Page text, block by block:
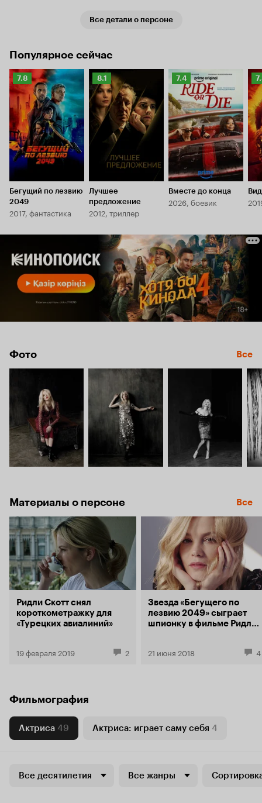
Все детали о персоне
Популярное сейчас
Рейтинг
Кинопоиска
7.8
7.8
Бегущий по лезвию
2049
2017, фантастика
Рейтинг
Кинопоиска
8.1
8.1
Лучшее
предложение
2012, триллер
Рейтинг
Кинопоиска
7.4
7.4
Вместе до конца
2026, боевик
Фото Все
Материалы о персоне Все
Ридли Скотт снял
короткометражку для
«Турецких авиалиний»
19 февраля 2019 2
Звезда «Бегущего по
лезвию 2049» сыграет
шпионку в фильме Ридли
21 июня 2018 4
Фильмография
Актриса 49 Актриса: играет саму себя 4
Все десятилетия Все жанры